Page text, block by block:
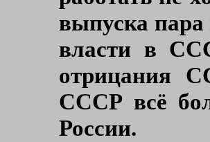
выпуска
власти в
отрицания
СССР всё
России.